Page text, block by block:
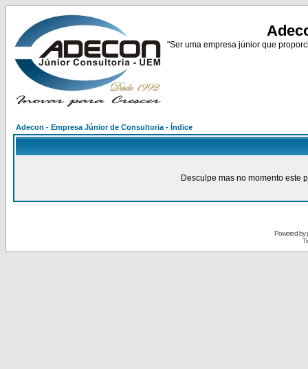
"Ser uma empresa júnior que
Adecon - Empresa Júnior de Consultoria - Índice
Desculpe mas no momento este
Powered by